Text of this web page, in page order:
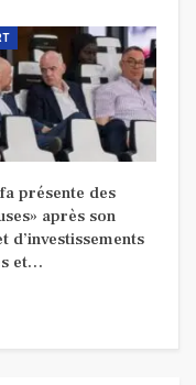
présente des
après son
d’investissements
et…